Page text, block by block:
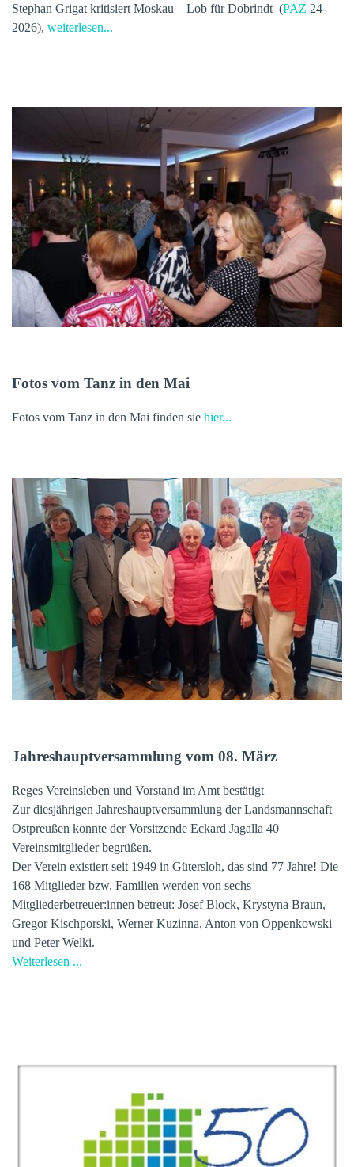
Stephan Grigat kritisiert Moskau – Lob für Dobrindt (PAZ 24-
2026), weiterlesen...
Fotos vom Tanz in den Mai
Fotos vom Tanz in den Mai finden sie hier...
Jahreshauptversammlung vom 08. März
Reges Vereinsleben und Vorstand im Amt bestätigt
Zur diesjährigen Jahreshauptversammlung der Landsmannschaft
Ostpreußen konnte der Vorsitzende Eckard Jagalla 40
Vereinsmitglieder begrüßen.
Der Verein existiert seit 1949 in Gütersloh, das sind 77 Jahre! Die
168 Mitglieder bzw. Familien werden von sechs
Mitgliederbetreuer:innen betreut: Josef Block, Krystyna Braun,
Gregor Kischporski, Werner Kuzinna, Anton von Oppenkowski
und Peter Welki.
Weiterlesen ...